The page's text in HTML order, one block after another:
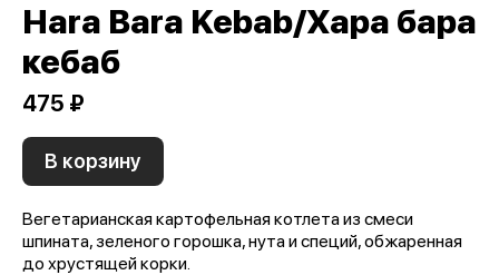
Hara Bara Kebab/Хара бара
кебаб
475 ₽
В корзину
Вегетарианская картофельная котлета из смеси
шпината, зеленого горошка, нута и специй, обжаренная
до хрустящей корки.